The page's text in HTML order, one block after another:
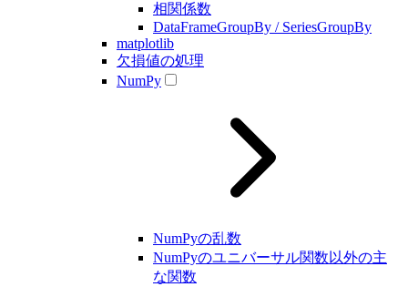
相関係数
DataFrameGroupBy / SeriesGroupBy
matplotlib
欠損値の処理
NumPy
NumPyの乱数
NumPyのユニバーサル関数以外の主
な関数